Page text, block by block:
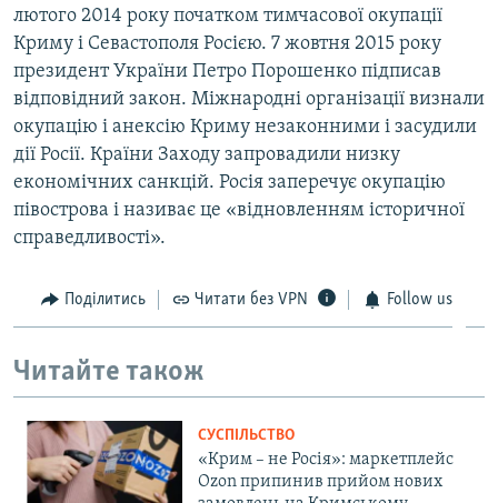
лютого 2014 року початком тимчасової окупації
Криму і Севастополя Росією. 7 жовтня 2015 року
президент України Петро Порошенко підписав
відповідний закон. Міжнародні організації визнали
окупацію і анексію Криму незаконними і засудили
дії Росії. Країни Заходу запровадили низку
економічних санкцій. Росія заперечує окупацію
півострова і називає це «відновленням історичної
справедливості».
Поділитись Читати без VPN Follow us
Читайте також
СУСПІЛЬСТВО
«Крим – не Росія»: маркетплейс
Ozon припинив прийом нових